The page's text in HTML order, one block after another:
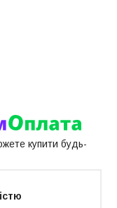
купити будь-